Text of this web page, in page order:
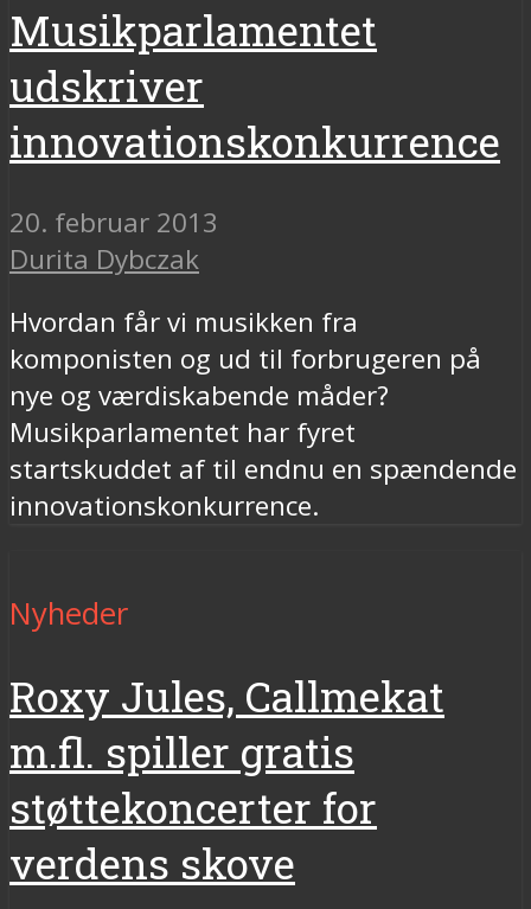
Musikparlamentet
udskriver
innovationskonkurrence
20. februar 2013
Durita Dybczak
Hvordan får vi musikken fra
komponisten og ud til forbrugeren på
nye og værdiskabende måder?
Musikparlamentet har fyret
startskuddet af til endnu en spændende
innovationskonkurrence.
Nyheder
Roxy Jules, Callmekat
m.fl. spiller gratis
støttekoncerter for
verdens skove